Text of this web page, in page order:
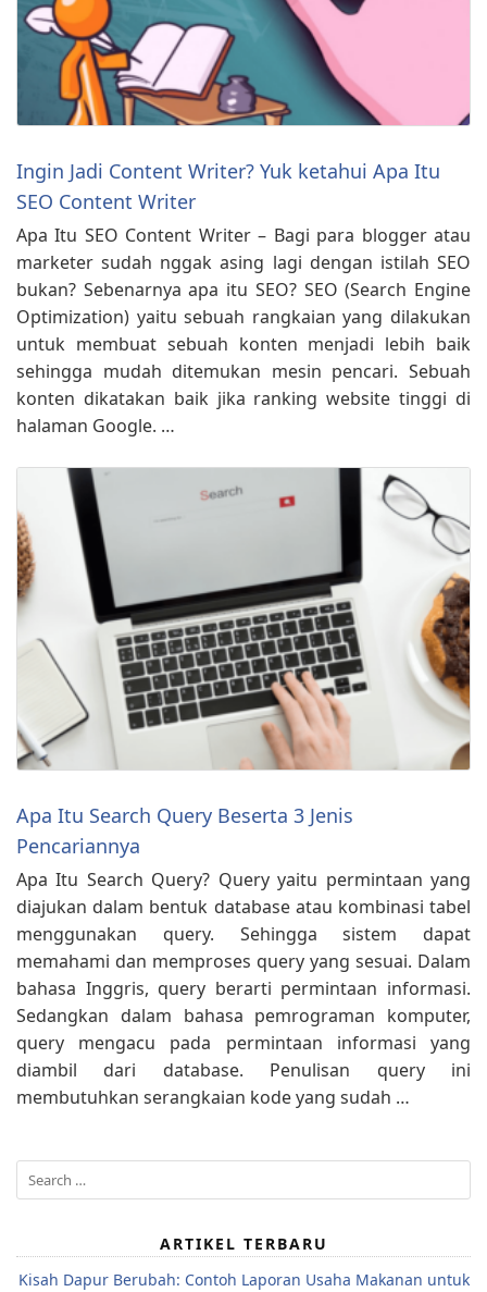
Ingin Jadi Content Writer? Yuk ketahui Apa Itu
SEO Content Writer
Apa Itu SEO Content Writer – Bagi para blogger atau
marketer sudah nggak asing lagi dengan istilah SEO
bukan? Sebenarnya apa itu SEO? SEO (Search Engine
Optimization) yaitu sebuah rangkaian yang dilakukan
untuk membuat sebuah konten menjadi lebih baik
sehingga mudah ditemukan mesin pencari. Sebuah
konten dikatakan baik jika ranking website tinggi di
halaman Google. …
Apa Itu Search Query Beserta 3 Jenis
Pencariannya
Apa Itu Search Query? Query yaitu permintaan yang
diajukan dalam bentuk database atau kombinasi tabel
menggunakan query. Sehingga sistem dapat
memahami dan memproses query yang sesuai. Dalam
bahasa Inggris, query berarti permintaan informasi.
Sedangkan dalam bahasa pemrograman komputer,
query mengacu pada permintaan informasi yang
diambil dari database. Penulisan query ini
membutuhkan serangkaian kode yang sudah …
Search
for:
ARTIKEL TERBARU
Kisah Dapur Berubah: Contoh Laporan Usaha Makanan untuk